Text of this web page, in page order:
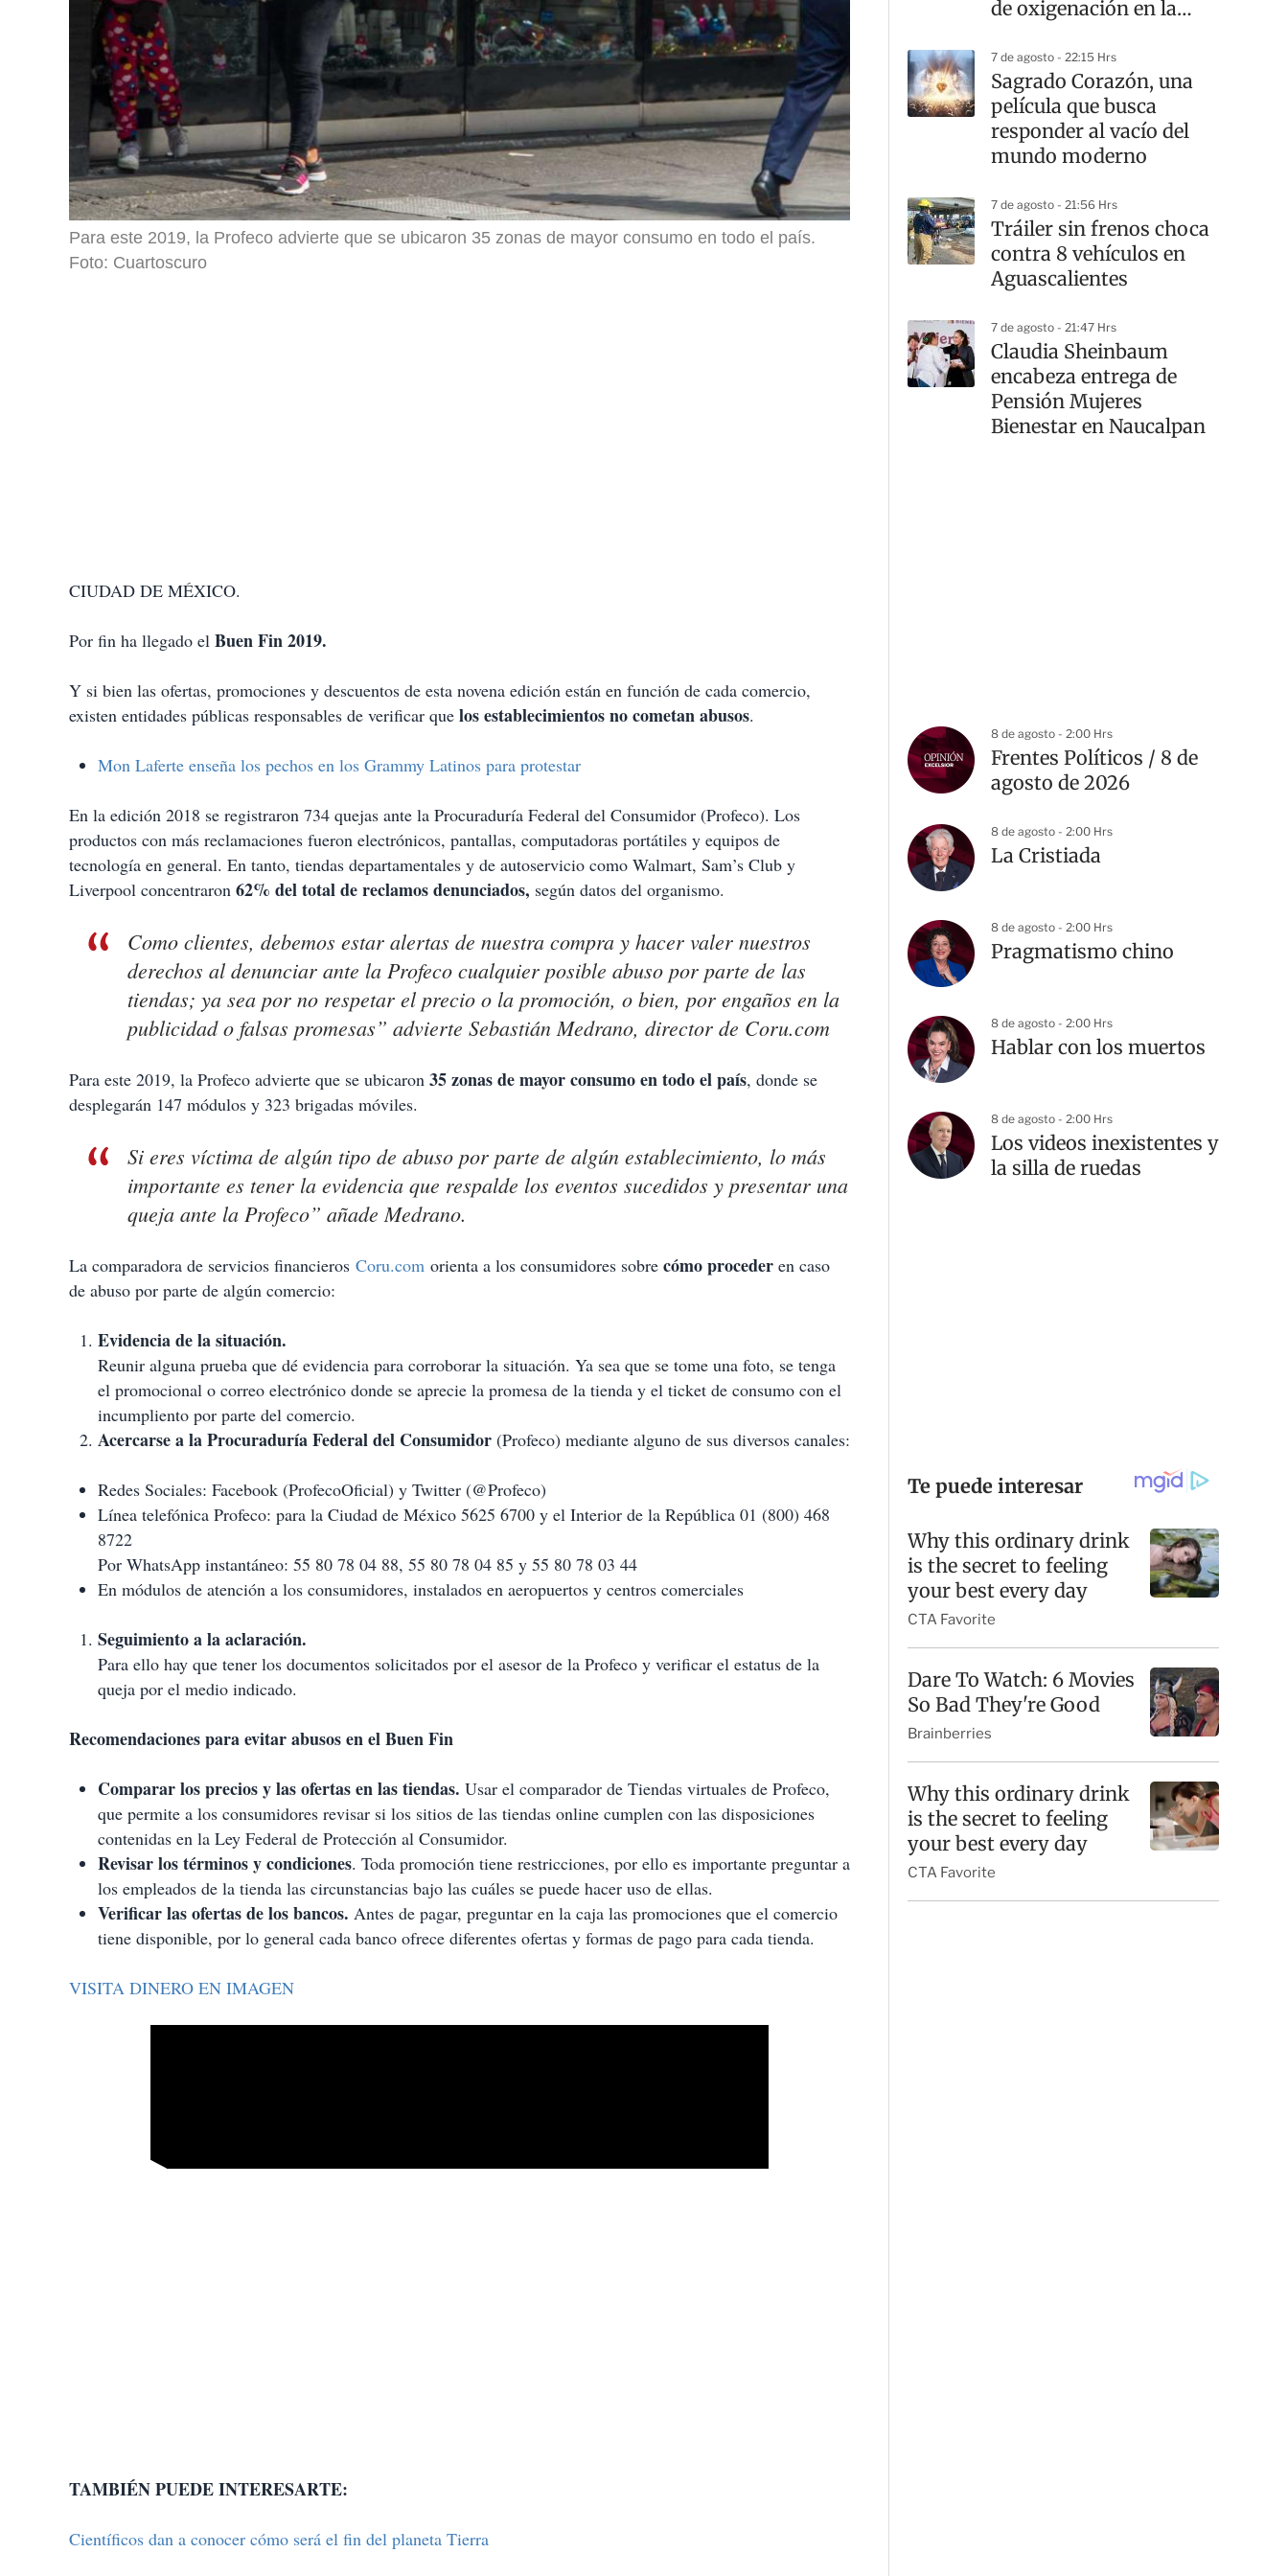
Para este 2019, la Profeco advierte que se ubicaron 35 zonas de mayor consumo en todo el país.
Foto: Cuartoscuro
CIUDAD DE MÉXICO.
Por fin ha llegado el Buen Fin 2019.
Y si bien las ofertas, promociones y descuentos de esta novena edición están en función de cada comercio,
existen entidades públicas responsables de verificar que los establecimientos no cometan abusos.
Mon Laferte enseña los pechos en los Grammy Latinos para protestar
En la edición 2018 se registraron 734 quejas ante la Procuraduría Federal del Consumidor (Profeco). Los
productos con más reclamaciones fueron electrónicos, pantallas, computadoras portátiles y equipos de
tecnología en general. En tanto, tiendas departamentales y de autoservicio como Walmart, Sam’s Club y
Liverpool concentraron 62% del total de reclamos denunciados, según datos del organismo.
Como clientes, debemos estar alertas de nuestra compra y hacer valer nuestros
derechos al denunciar ante la Profeco cualquier posible abuso por parte de las
tiendas; ya sea por no respetar el precio o la promoción, o bien, por engaños en la
publicidad o falsas promesas” advierte Sebastián Medrano, director de Coru.com
Para este 2019, la Profeco advierte que se ubicaron 35 zonas de mayor consumo en todo el país, donde se
desplegarán 147 módulos y 323 brigadas móviles.
Si eres víctima de algún tipo de abuso por parte de algún establecimiento, lo más
importante es tener la evidencia que respalde los eventos sucedidos y presentar una
queja ante la Profeco” añade Medrano.
La comparadora de servicios financieros Coru.com orienta a los consumidores sobre cómo proceder en caso
de abuso por parte de algún comercio:
Evidencia de la situación.
Reunir alguna prueba que dé evidencia para corroborar la situación. Ya sea que se tome una foto, se tenga
el promocional o correo electrónico donde se aprecie la promesa de la tienda y el ticket de consumo con el
incumpliento por parte del comercio.
Acercarse a la Procuraduría Federal del Consumidor (Profeco) mediante alguno de sus diversos canales:
Redes Sociales: Facebook (ProfecoOficial) y Twitter (@Profeco)
Línea telefónica Profeco: para la Ciudad de México 5625 6700 y el Interior de la República 01 (800) 468
8722
Por WhatsApp instantáneo: 55 80 78 04 88, 55 80 78 04 85 y 55 80 78 03 44
En módulos de atención a los consumidores, instalados en aeropuertos y centros comerciales
Seguimiento a la aclaración.
Para ello hay que tener los documentos solicitados por el asesor de la Profeco y verificar el estatus de la
queja por el medio indicado.
Recomendaciones para evitar abusos en el Buen Fin
Comparar los precios y las ofertas en las tiendas. Usar el comparador de Tiendas virtuales de Profeco,
que permite a los consumidores revisar si los sitios de las tiendas online cumplen con las disposiciones
contenidas en la Ley Federal de Protección al Consumidor.
Revisar los términos y condiciones. Toda promoción tiene restricciones, por ello es importante preguntar a
los empleados de la tienda las circunstancias bajo las cuáles se puede hacer uso de ellas.
Verificar las ofertas de los bancos. Antes de pagar, preguntar en la caja las promociones que el comercio
tiene disponible, por lo general cada banco ofrece diferentes ofertas y formas de pago para cada tienda.
VISITA DINERO EN IMAGEN
TAMBIÉN PUEDE INTERESARTE:
Científicos dan a conocer cómo será el fin del planeta Tierra
de oxigenación en la
7 de agosto - 22:15 Hrs
Sagrado Corazón, una
película que busca
responder al vacío del
mundo moderno
7 de agosto - 21:56 Hrs
Tráiler sin frenos choca
contra 8 vehículos en
Aguascalientes
7 de agosto - 21:47 Hrs
Claudia Sheinbaum
encabeza entrega de
Pensión Mujeres
Bienestar en Naucalpan
8 de agosto - 2:00 Hrs
Frentes Políticos / 8 de
agosto de 2026
8 de agosto - 2:00 Hrs
La Cristiada
8 de agosto - 2:00 Hrs
Pragmatismo chino
8 de agosto - 2:00 Hrs
Hablar con los muertos
8 de agosto - 2:00 Hrs
Los videos inexistentes y
la silla de ruedas